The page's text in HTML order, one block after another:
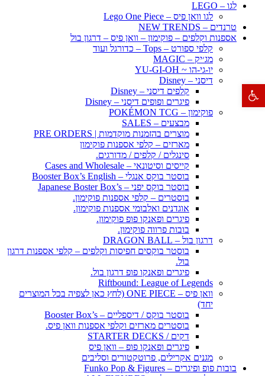
לגו – LEGO
לגו וואן פיס – Lego One Piece
טרנדים – NEW TRENDS
אספנות וקלפים – פוקימון – וואן פיס – דרגון בול
קלפי ספורט – Tops – כדורגל ועוד
מג׳יק – MAGIC
יו-גי-הו ~ YU-GI-OH
דיסני – Disney
קלפים דיסני – Disney
פיגרים ופופים דיסני – Disney
פוקימון – POKÉMON TCG
מבצעים – SALES
מוצרים בהזמנות מוקדמות | PRE ORDERS
מארזים – קלפי אספנות פוקימון
סינגלים / קלפים / מדורגים.
קייסים וסיטונאי – Cases and Wholesale
בוסטר בוקס אנגלי – Booster Box’s English
בוסטר בוקס יפני – Japanese Boster Box’s
בוסטרים – קלפי אספנות פוקימון.
אוגדנים ואלבומי אספנות פוקימון.
פיגרים ופאנקו פופ פוקימון.
בובות פרווה פוקימון.
דרגון בול – DRAGON BALL
בוסטר בוקסים חפיסות וקלפים – קלפי אספנות דרגון
בול.
פיגרים ופאנקו פופ דרגון בול.
Riftbound: League of Legends
וואן פיס – ONE PIECE (לחץ כאן לצפיה בכל המוצרים
יחד)
בוסטר בוקס / דיספליים – Booster Box’s
בוסטרים מארזים וקלפי אספנות וואן פיס.
דקים / STARTER DECKS
פיגרים ופאנקו פופ – וואן פיס
מגנים אקרילים, פרוטקטורים וסליבים
בובות פופ ופיגרים – Funko Pop & Figures
פתח סרגל נגישות